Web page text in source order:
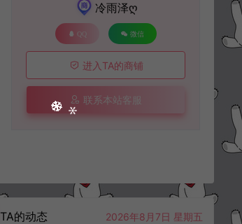
冷雨泽ღ
QQ 微信
进入TA的商铺
联系本站客服
TA的动态
2026年8月7日 星期五